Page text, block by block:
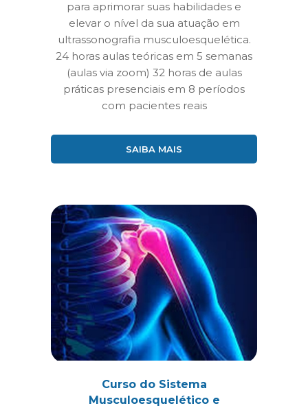
para aprimorar suas habilidades e
elevar o nível da sua atuação em
ultrassonografia musculoesquelética.
24 horas aulas teóricas em 5 semanas
(aulas via zoom) 32 horas de aulas
práticas presenciais em 8 períodos
com pacientes reais
SAIBA MAIS
Curso do Sistema
Musculoesquelético e